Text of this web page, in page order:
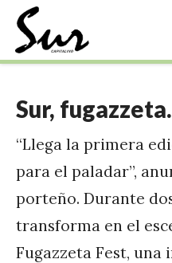
Sur,
“Llega la primera
para el paladar”,
porteño. Durante
transforma en el
Fugazzeta Fest,